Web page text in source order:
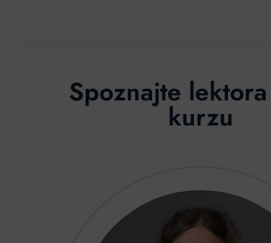
Spoznajte
kurzu